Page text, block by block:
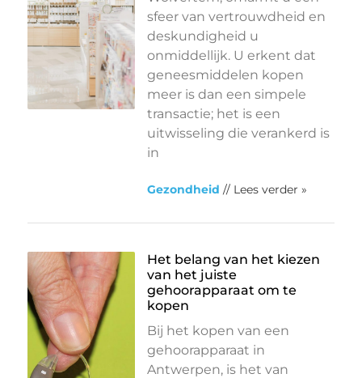
sfeer van vertrouwdheid en
deskundigheid u
onmiddellijk. U erkent dat
geneesmiddelen kopen
meer is dan een simpele
transactie; het is een
uitwisseling die verankerd is
in
Gezondheid // Lees verder »
Het belang van het kiezen
van het juiste
gehoorapparaat om te
kopen
Bij het kopen van een
gehoorapparaat in
Antwerpen, is het van